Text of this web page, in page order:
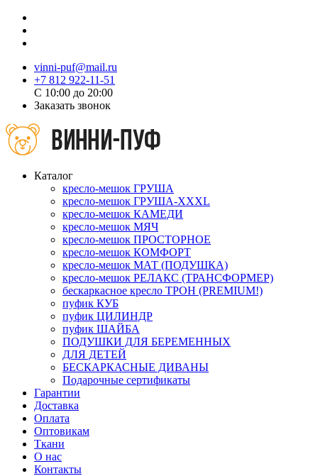
vinni-puf@mail.ru
+7 812 922-11-51
C 10:00 до 20:00
Заказать звонок
Каталог
кресло-мешок ГРУША
кресло-мешок ГРУША-XXXL
кресло-мешок КАМЕДИ
кресло-мешок МЯЧ
кресло-мешок ПРОСТОРНОЕ
кресло-мешок КОМФОРТ
кресло-мешок МАТ (ПОДУШКА)
кресло-мешок РЕЛАКС (ТРАНСФОРМЕР)
бескаркасное кресло ТРОН (PREMIUM!)
пуфик КУБ
пуфик ЦИЛИНДР
пуфик ШАЙБА
ПОДУШКИ ДЛЯ БЕРЕМЕННЫХ
ДЛЯ ДЕТЕЙ
БЕСКАРКАСНЫЕ ДИВАНЫ
Подарочные сертификаты
Гарантии
Доставка
Оплата
Оптовикам
Ткани
О нас
Контакты